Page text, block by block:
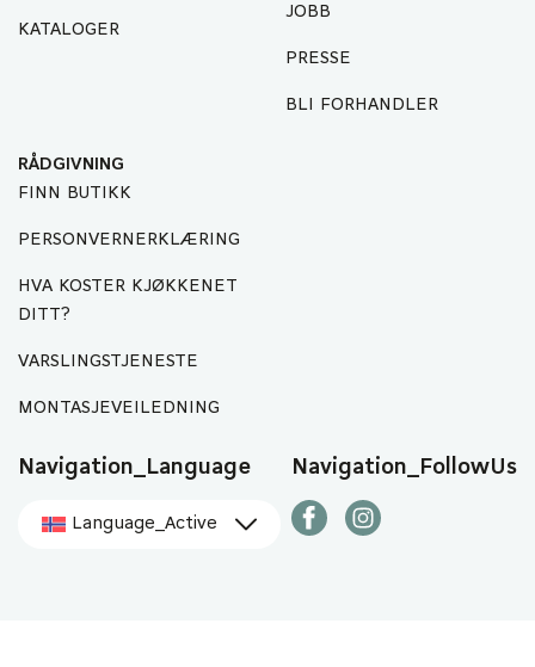
KATALOGER
JOBB
PRESSE
BLI FORHANDLER
RÅDGIVNING
FINN BUTIKK
PERSONVERNERKLÆRING
HVA KOSTER KJØKKENET
DITT?
VARSLINGSTJENESTE
MONTASJEVEILEDNING
Navigation_Language
Language_Active
Navigation_FollowUs